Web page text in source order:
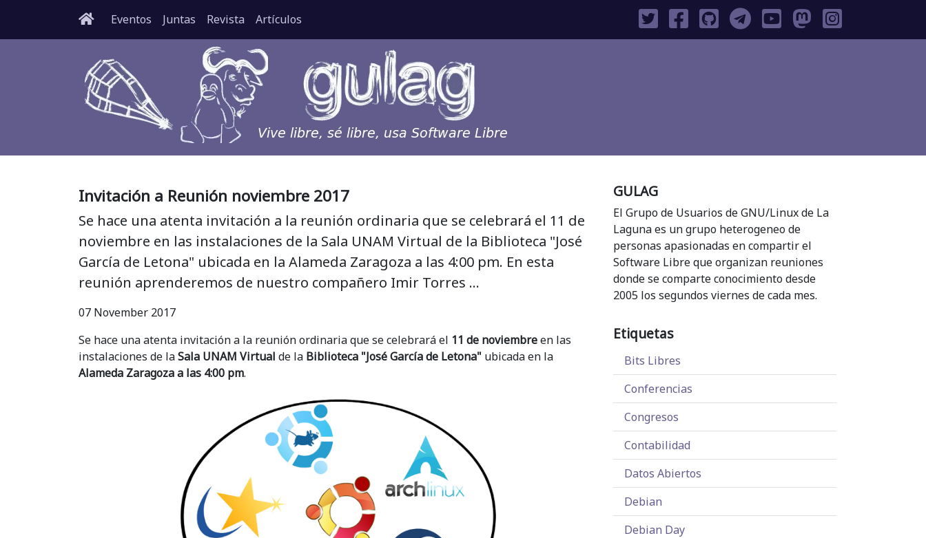
Eventos Juntas Revista Artículos
Invitación a Reunión noviembre 2017
Se hace una atenta invitación a la reunión ordinaria que se celebrará el 11 de
noviembre en las instalaciones de la Sala UNAM Virtual de la Biblioteca "José
García de Letona" ubicada en la Alameda Zaragoza a las 4:00 pm. En esta
reunión aprenderemos de nuestro compañero Imir Torres …
07 November 2017
Se hace una atenta invitación a la reunión ordinaria que se celebrará el 11 de noviembreen las
instalaciones de laSala UNAM Virtual de la Biblioteca "José García de Letona" ubicada en la
Alameda Zaragoza a las 4:00 pm.
GULAG
El Grupo de Usuarios de GNU/Linux de La
Laguna es un grupo heterogeneo de
personas apasionadas en compartir el
Software Libre que organizan reuniones
donde se comparte conocimiento desde
2005 los segundos viernes de cada mes.
Etiquetas
Bits Libres
Conferencias
Congresos
Contabilidad
Datos Abiertos
Debian
Debian Day